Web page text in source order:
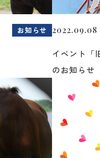
お知らせ 2022.09.08
イベント「
のお知らせ